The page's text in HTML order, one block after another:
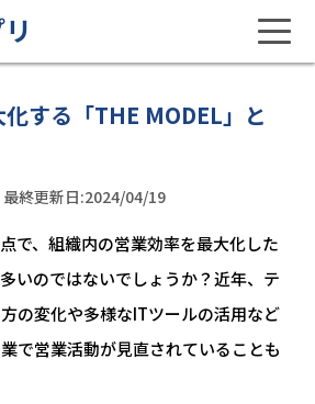
する「THE MODEL」と
終更新日:2024/04/19
で、組織内の営業効率を最大化した
いのではないでしょうか？近年、テ
の変化や多様なITツールの活用など
で営業活動が見直されていることも